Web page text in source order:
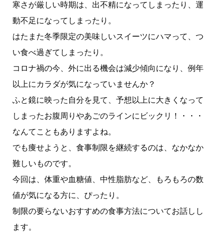
寒さが厳しい時期は、出不精になってしまったり、運
動不足になってしまったり。
はたまた冬季限定の美味しいスイーツにハマって、つ
い食べ過ぎてしまったり。
コロナ禍の今、外に出る機会は減少傾向になり、例年
以上にカラダが気になっていませんか？
ふと鏡に映った自分を見て、予想以上に大きくなって
しまったお腹周りやあごのラインにビックリ！・・・
なんてこともありますよね。
でも痩せようと、食事制限を継続するのは、なかなか
難しいものです。
今回は、体重や血糖値、中性脂肪など、もろもろの数
値が気になる方に、ぴったり。
制限の要らないおすすめの食事方法についてお話しし
ます。